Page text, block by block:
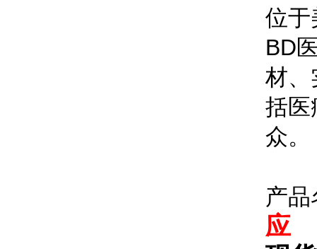
位于
BD
材、
括医
众。
产品
应